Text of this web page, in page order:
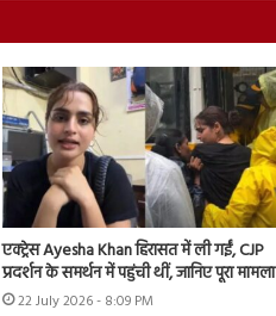
एक्ट्रेस Ayesha Khan हिरासत में ली गईं, CJP
प्रदर्शन के समर्थन में पहुंची थीं, जानिए पूरा मामला
22 July 2026 - 8:09 PM